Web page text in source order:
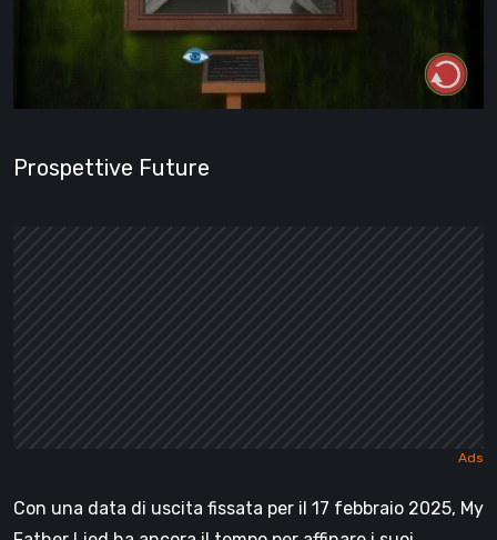
Prospettive Future
Con una data di uscita fissata per il 17 febbraio 2025, My